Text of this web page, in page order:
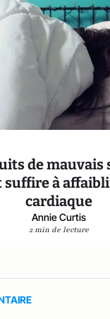
de mauvais
suffire à
cardiaque
Annie Curtis
2 min de lecture